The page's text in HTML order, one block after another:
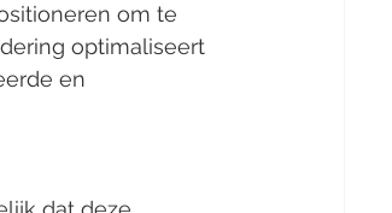
om te
optimaliseert
en